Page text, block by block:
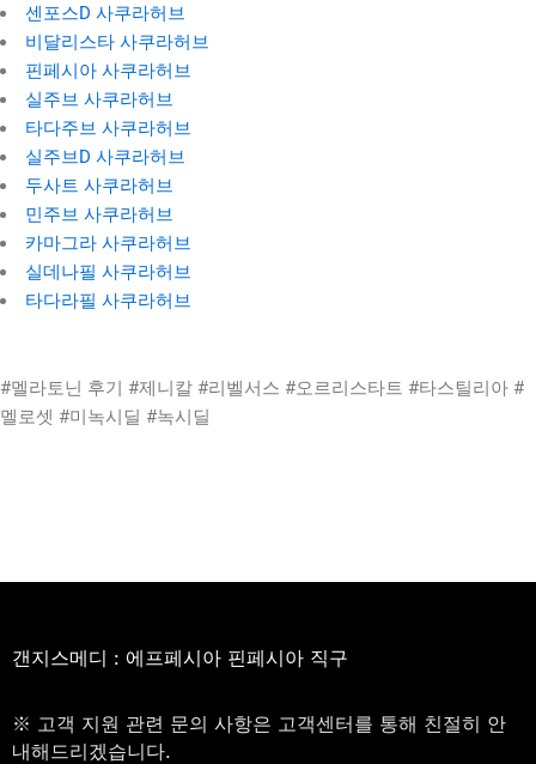
센포스D 사쿠라허브
비달리스타 사쿠라허브
핀페시아 사쿠라허브
실주브 사쿠라허브
타다주브 사쿠라허브
실주브D 사쿠라허브
두사트 사쿠라허브
민주브 사쿠라허브
카마그라 사쿠라허브
실데나필 사쿠라허브
타다라필 사쿠라허브
#멜라토닌 후기 #제니칼 #리벨서스 #오르리스타트 #타스틸리아 #
멜로셋 #미녹시딜 #녹시딜
갠지스메디 : 에프페시아 핀페시아 직구
※ 고객 지원 관련 문의 사항은 고객센터를 통해 친절히 안
내해드리겠습니다.